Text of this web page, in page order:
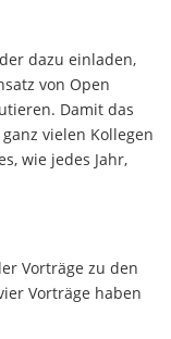
dazu einladen,
von Open
Damit das
vielen Kollegen
wie jedes Jahr,
Vorträge zu den
Vorträge haben